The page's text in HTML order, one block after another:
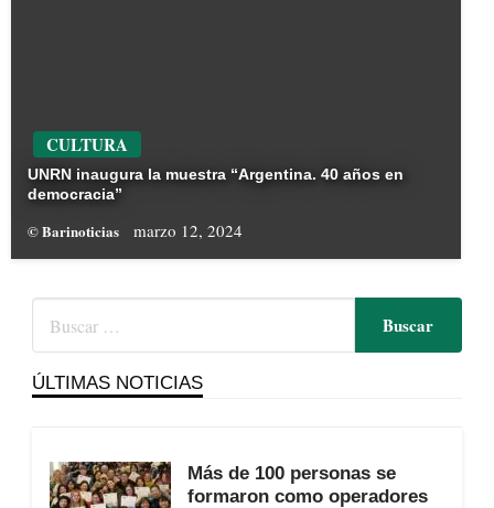
CULTURA
UNRN inaugura la muestra “Argentina. 40 años en
democracia”
© Barinoticias marzo 12, 2024
ÚLTIMAS NOTICIAS
Más de 100 personas se
formaron como operadores